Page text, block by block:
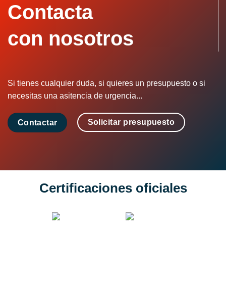
Contacta
con nosotros
Si tienes cualquier duda, si quieres un presupuesto o si
necesitas una asitencia de urgencia...
Contactar Solicitar presupuesto
Certificaciones oficiales